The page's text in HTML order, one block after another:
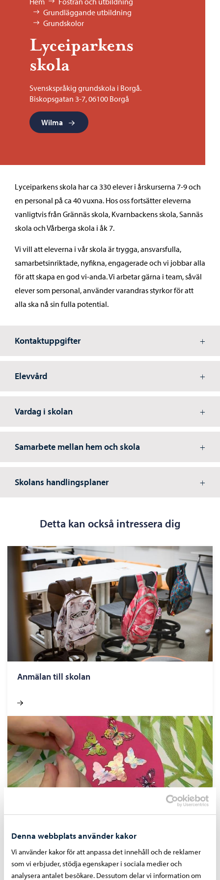
Denna webbplats använder kakor
Vi använder kakor för att anpassa det innehåll och de reklamer
som vi erbjuder, stödja egenskaper i sociala medier och
analysera antalet besökare. Dessutom delar vi information om
Grundläggande utbildning
Grundskolor
Lyceiparkens
skola
Svenskspråkig grundskola i Borgå.
Biskopsgatan 3-7, 06100 Borgå
Wilma
Lyceiparkens skola har ca 330 elever i årskurserna 7-9 och
en personal på ca 40 vuxna. Hos oss fortsätter eleverna
vanligtvis från Grännäs skola, Kvarnbackens skola, Sannäs
skola och Vårberga skola i åk 7.
Vi vill att eleverna i vår skola är trygga, ansvarsfulla,
samarbetsinriktade, nyfikna, engagerade och vi jobbar alla
för att skapa en god vi-anda. Vi arbetar gärna i team, såväl
elever som personal, använder varandras styrkor för att
alla ska nå sin fulla potential.
Kontaktuppgifter
Elevvård
Vardag i skolan
Samarbete mellan hem och skola
Skolans handlingsplaner
Detta kan också intressera dig
Anmälan till skolan
Aktiviteter efter skolan